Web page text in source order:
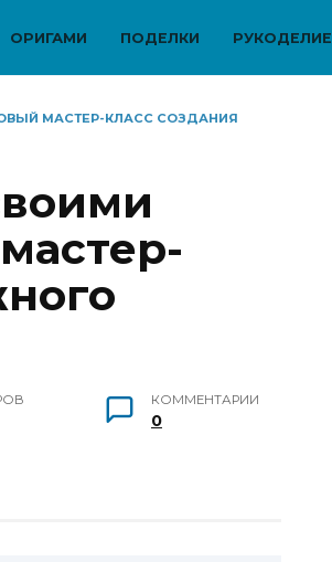
ОРИГАМИ ПОДЕЛКИ РУКОДЕЛИЕ
МАСТЕР-КЛАСС СОЗДАНИЯ
КОММЕНТАРИИ
0